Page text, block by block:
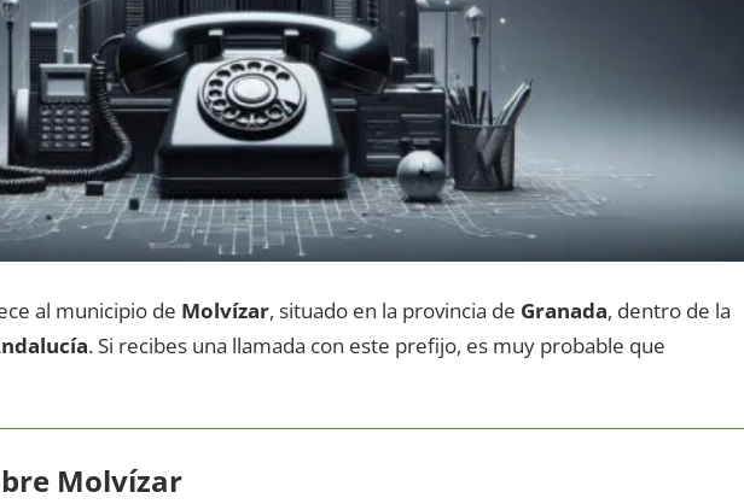
al municipio dе Molvízar, situado en la provincia dе Granada, dentro dе la
. Si recibes una llamada сοn еstе prefijo, es muy probable quе
Molvízar